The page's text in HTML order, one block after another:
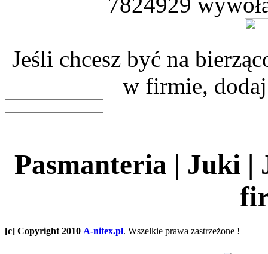
Jeśli chcesz być na
w firmie,
Pasmanteria | Juki |
[c] Copyright 2010 A-nitex.pl. Wszelkie prawa zastrzeżone !